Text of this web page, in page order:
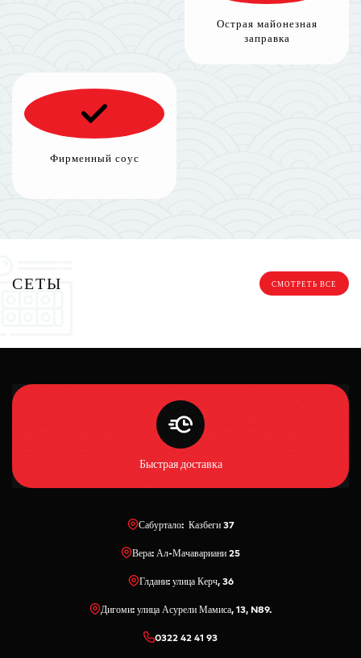
Острая майонезная
заправка
Фирменный соус
СЕТЫ СМОТРЕТЬ ВСЕ
Быстрая доставка
Сабуртало: Казбеги 37
Вера: Ал-Мачавариани 25
Глдани: улица Керч, 36
Дигоми: улица Асурели Мамиса, 13, N89.
0322 42 41 93